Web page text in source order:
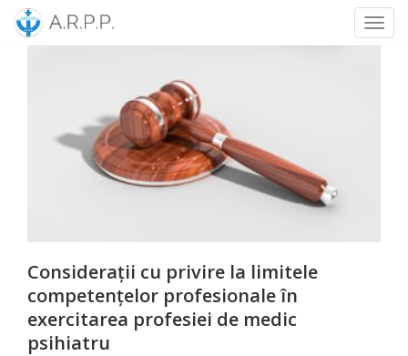
Considerații cu privire la limitele
competențelor profesionale în
exercitarea profesiei de medic
psihiatru